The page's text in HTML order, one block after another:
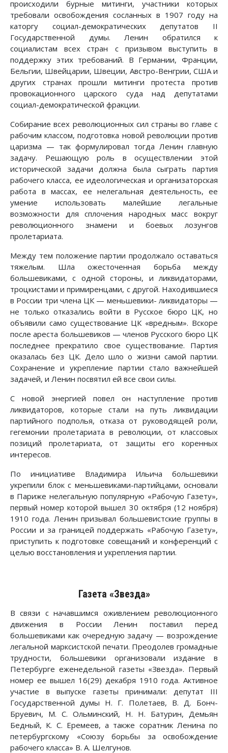
происходили бурные митинги, участники которых
требовали освобождения сосланных в 1907 году на
каторгу социал-демократических депутатов II
Государственной думы. Ленин обратился к
социалистам всех стран с призывом выступить в
поддержку этих требований. В Германии, Франции,
Бельгии, Швейцарии, Швеции, Австро-Венгрии, США и
других странах прошли митинги протеста против
провокационного царского суда над депутатами
социал-демократической фракции.
Собирание всех революционных сил страны во главе с
рабочим классом, подготовка новой революции против
царизма — так формулировал тогда Ленин главную
задачу. Решающую роль в осуществлении этой
исторической задачи должна была сыграть партия
рабочего класса, ее идеологическая и организаторская
работа в массах, ее нелегальная деятельность, ее
умение использовать малейшие легальные
возможности для сплочения народных масс вокруг
революционного знамени и боевых лозунгов
пролетариата.
Между тем положение партии продолжало оставаться
тяжелым. Шла ожесточенная борьба между
большевиками, с одной стороны, и ликвидаторами,
троцкистами и примиренцами, с другой. Находившиеся
в России три члена ЦК — меньшевики- ликвидаторы —
не только отказались войти в Русское бюро ЦК, но
объявили само существование ЦК «вредным». Вскоре
после ареста большевиков — членов Русского бюро ЦК
последнее прекратило свое существование. Партия
оказалась без ЦК. Дело шло о жизни самой партии.
Сохранение и укрепление партии стало важнейшей
задачей, и Ленин посвятил ей все свои силы.
С новой энергией повел он наступление против
ликвидаторов, которые стали на путь ликвидации
партийного подполья, отказа от руководящей роли,
гегемонии пролетариата в революции, от классовых
позиций пролетариата, от защиты его коренных
интересов.
По инициативе Владимира Ильича большевики
укрепили блок с меньшевиками-партийцами, основали
в Париже нелегальную популярную «Рабочую Газету»,
первый номер которой вышел 30 октября (12 ноября)
1910 года. Ленин призывал большевистские группы в
России и за границей поддержать «Рабочую Газету»,
приступить к подготовке совещаний и конференций с
целью восстановления и укрепления партии.
Газета «Звезда»
В связи с начавшимся оживлением революционного
движения в России Ленин поставил перед
большевиками как очередную задачу — возрождение
легальной марксистской печати. Преодолев громадные
трудности, большевики организовали издание в
Петербурге еженедельной газеты «Звезда». Первый
номер ее вышел 16(29) декабря 1910 года. Активное
участие в выпуске газеты принимали: депутат III
Государственной думы Н. Г. Полетаев, В. Д. Бонч-
Бруевич, М. С. Ольминский, Н. Н. Батурин, Демьян
Бедный, К. С. Еремеев, а также соратник Ленина по
петербургскому «Союзу борьбы за освобождение
рабочего класса» В. А. Шелгунов.